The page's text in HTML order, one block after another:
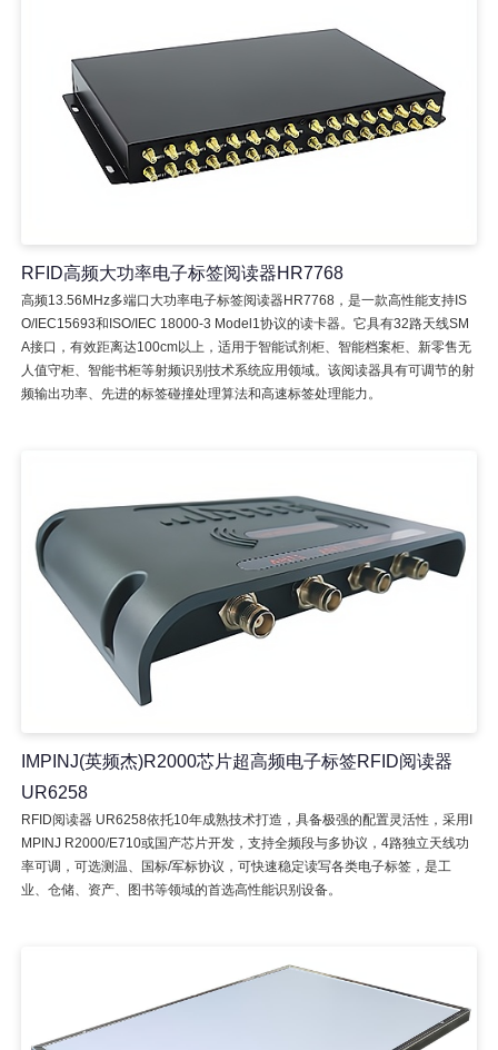
RFID高频大功率电子标签阅读器HR7768
高频13.56MHz多端口大功率电子标签阅读器HR7768，是一款高性能支持IS
O/IEC15693和ISO/IEC 18000-3 Model1协议的读卡器。它具有32路天线SM
A接口，有效距离达100cm以上，适用于智能试剂柜、智能档案柜、新零售无
人值守柜、智能书柜等射频识别技术系统应用领域。该阅读器具有可调节的射
频输出功率、先进的标签碰撞处理算法和高速标签处理能力。
IMPINJ(英频杰)R2000芯片超高频电子标签RFID阅读器
UR6258
RFID阅读器 UR6258依托10年成熟技术打造，具备极强的配置灵活性，采用I
MPINJ R2000/E710或国产芯片开发，支持全频段与多协议，4路独立天线功
率可调，可选测温、国标/军标协议，可快速稳定读写各类电子标签，是工
业、仓储、资产、图书等领域的首选高性能识别设备。